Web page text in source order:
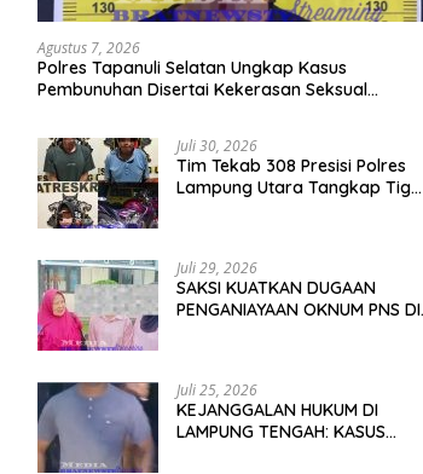
Agustus 7, 2026
Polres Tapanuli Selatan Ungkap Kasus
Pembunuhan Disertai Kekerasan Seksual
Juli 30, 2026
Tim Tekab 308 Presisi Polres
Lampung Utara Tangkap Tiga
Juli 29, 2026
SAKSI KUATKAN DUGAAN
PENGANIAYAAN OKNUM PNS DI
TEGAKNYA KEADILAN!
Juli 25, 2026
KEJANGGALAN HUKUM DI
LAMPUNG TENGAH: KASUS